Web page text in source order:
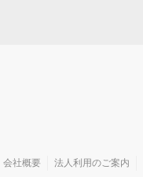
会社概要 法人利用のご案内